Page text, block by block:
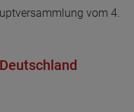
vom 4.